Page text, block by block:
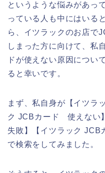
というような悩みがあっ
っている人も中にはいる
ら、イツラックのお店で
しまった方に向けて、私
ドが使えない原因につい
ると幸いです。
まず、私自身が【イツラ
ク JCBカード 使えない
失敗】【イツラック
で検索をしてみました。